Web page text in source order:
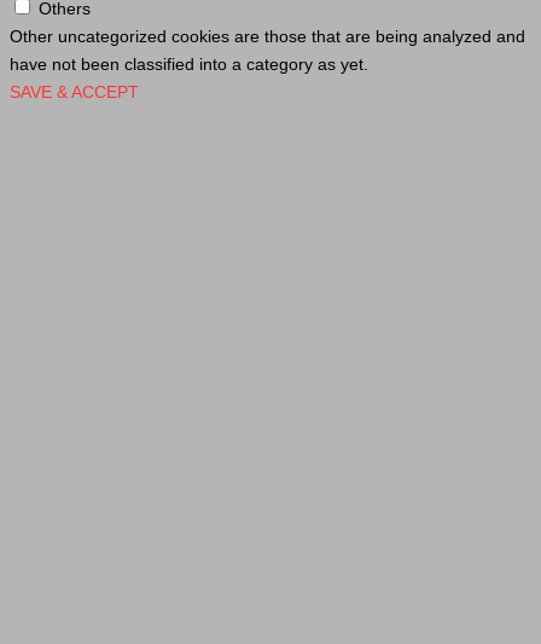
Others
Other uncategorized cookies are those that are being analyzed and
have not been classified into a category as yet.
SAVE & ACCEPT